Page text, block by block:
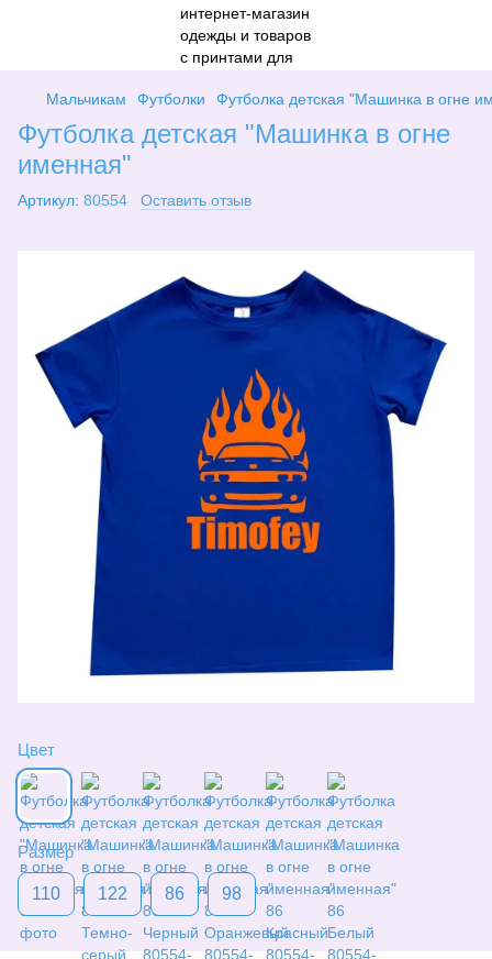
Мальчикам Футболки Футболка детская "Машинка в огне
Футболка детская "Машинка в огне
именная"
Артикул: 80554 Оставить отзыв
Цвет
Размер
110 122 86 98